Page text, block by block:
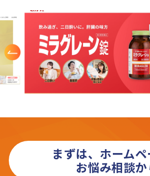
まずは、ホーム
お悩み相談か